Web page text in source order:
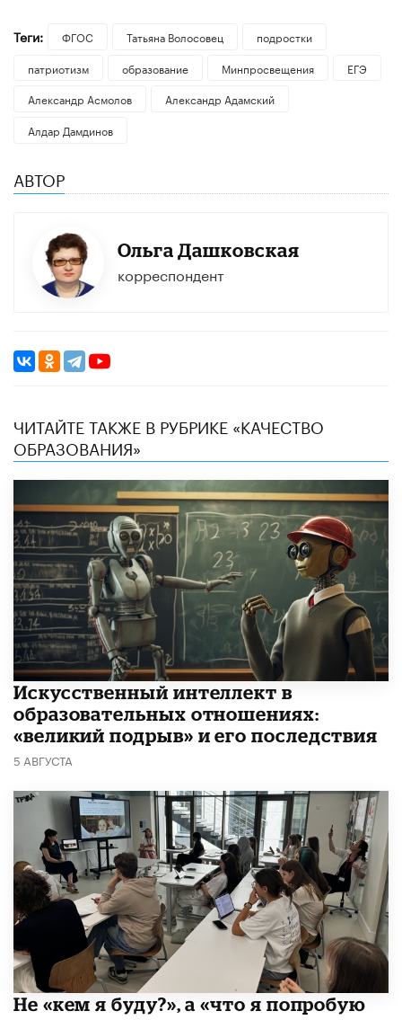
Теги: ФГОС Татьяна Волосовец
подростки
патриотизм
образование Минпросвещения
ЕГЭ
Александр Асмолов
Александр Адамский
Алдар Дамдинов
АВТОР
Ольга Дашковская
корреспондент
ЧИТАЙТЕ ТАКЖЕ В РУБРИКЕ «КАЧЕСТВО
ОБРАЗОВАНИЯ»
​Искусственный интеллект в
образовательных отношениях:
«великий подрыв» и его последствия
5 АВГУСТА
Не «кем я буду?», а «что я попробую